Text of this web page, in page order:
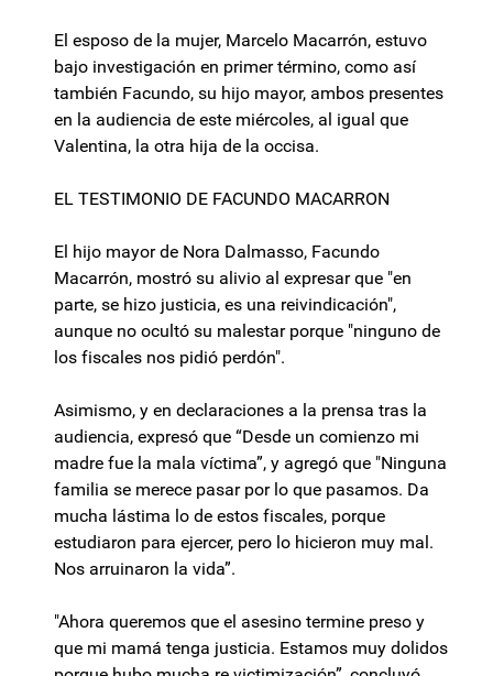
El esposo de la mujer, Marcelo Macarrón, estuvo
bajo investigación en primer término, como así
también Facundo, su hijo mayor, ambos presentes
en la audiencia de este miércoles, al igual que
Valentina, la otra hija de la occisa.
EL TESTIMONIO DE FACUNDO MACARRON
El hijo mayor de Nora Dalmasso, Facundo
Macarrón, mostró su alivio al expresar que "en
parte, se hizo justicia, es una reivindicación",
aunque no ocultó su malestar porque "ninguno de
los fiscales nos pidió perdón".
Asimismo, y en declaraciones a la prensa tras la
audiencia, expresó que “Desde un comienzo mi
madre fue la mala víctima”, y agregó que "Ninguna
familia se merece pasar por lo que pasamos. Da
mucha lástima lo de estos fiscales, porque
estudiaron para ejercer, pero lo hicieron muy mal.
Nos arruinaron la vida”.
"Ahora queremos que el asesino termine preso y
que mi mamá tenga justicia. Estamos muy dolidos